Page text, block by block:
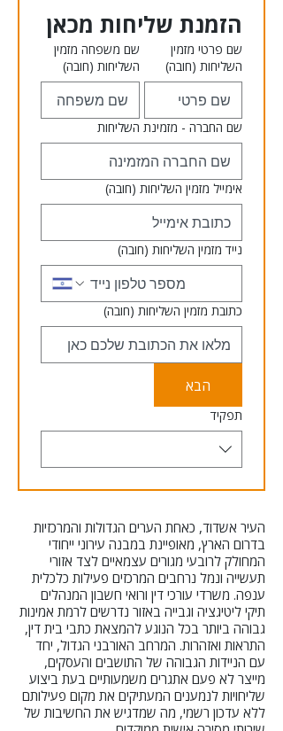
הזמנת שליחות מכאן
שם פרטי מזמין
השליחות (חובה)
שם משפחה מזמין
השליחות (חובה)
שם החברה - מזמינת השליחות
אימייל מזמין השליחות (חובה)
נייד מזמין השליחות (חובה)
כתובת מזמין השליחות (חובה)
הבא
תפקיד
העיר אשדוד, כאחת הערים הגדולות והמרכזיות
בדרום הארץ, מאופיינת במבנה עירוני ייחודי
המחולק לרובעי מגורים עצמאיים לצד אזורי
תעשייה ונמל נרחבים המרכזים פעילות כלכלית
ענפה. משרדי עורכי דין ורואי חשבון המנהלים
תיקי ליטיגציה וגבייה באזור נדרשים לרמת אמינות
גבוהה ביותר בכל הנוגע להמצאת כתבי בית דין,
התראות ואזהרות. המרחב האורבני הגדול, יחד
עם הניידות הגבוהה של התושבים והעסקים,
מייצר לא פעם אתגרים משמעותיים בעת ביצוע
שליחויות לנמענים המעתיקים את מקום פעילותם
ללא עדכון רשמי, מה שמדגיש את החשיבות של